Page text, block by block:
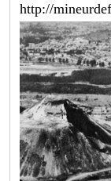
http://